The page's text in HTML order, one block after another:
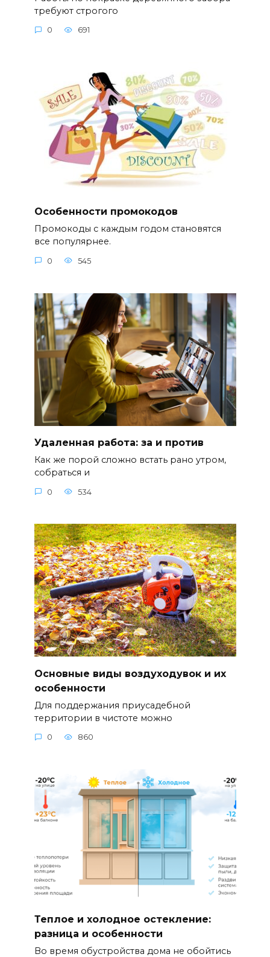
требуют строгого
0 691
Особенности промокодов
Промокоды с каждым годом становятся
все популярнее.
0 545
Удаленная работа: за и против
Как же порой сложно встать рано утром,
собраться и
0 534
Основные виды воздуходувок и их
особенности
Для поддержания приусадебной
территории в чистоте можно
0 860
Теплое и холодное остекление:
разница и особенности
Во время обустройства дома не обойтись